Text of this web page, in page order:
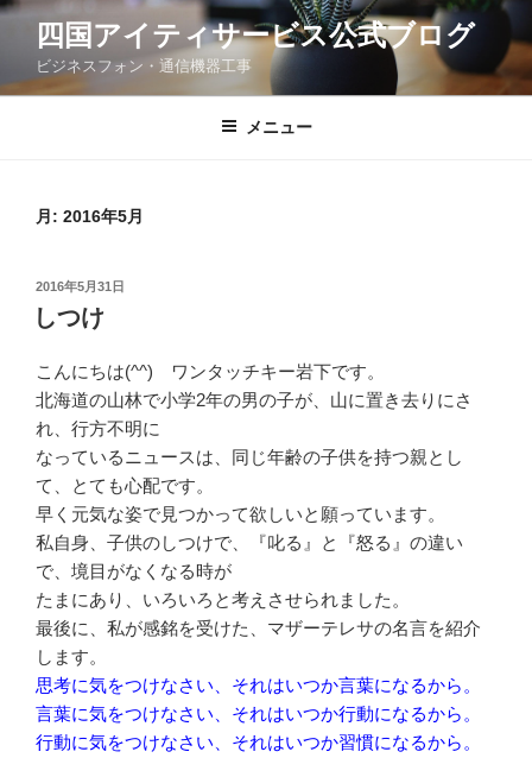
コ
ン
四国アイティサービス公式ブログ
ビジネスフォン・通信機器工事
メニュー
月: 2016年5月
投
稿
日:
2016年5月31日
しつけ
こんにちは(^^) ワンタッチキー岩下です。
北海道の山林で小学2年の男の子が、山に置き去りにさ
れ、行方不明に
なっているニュースは、同じ年齢の子供を持つ親とし
て、とても心配です。
早く元気な姿で見つかって欲しいと願っています。
私自身、子供のしつけで、『叱る』と『怒る』の違い
で、境目がなくなる時が
たまにあり、いろいろと考えさせられました。
最後に、私が感銘を受けた、マザーテレサの名言を紹介
します。
思考に気をつけなさい、それはいつか言葉になるから。
言葉に気をつけなさい、それはいつか行動になるから。
行動に気をつけなさい、それはいつか習慣になるから。